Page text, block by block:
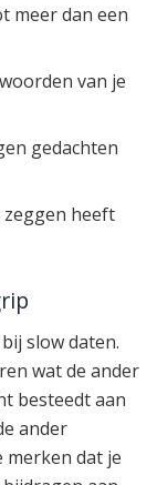
meer dan een
van je
gedachten
heeft
slow daten.
wat de ander
besteedt aan
ander
merken dat je